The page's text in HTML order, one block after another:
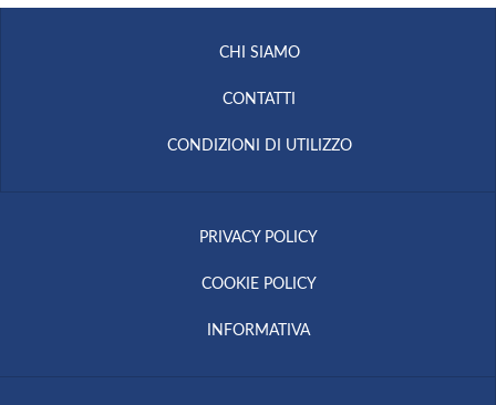
CHI SIAMO
CONTATTI
CONDIZIONI DI UTILIZZO
PRIVACY POLICY
COOKIE POLICY
INFORMATIVA